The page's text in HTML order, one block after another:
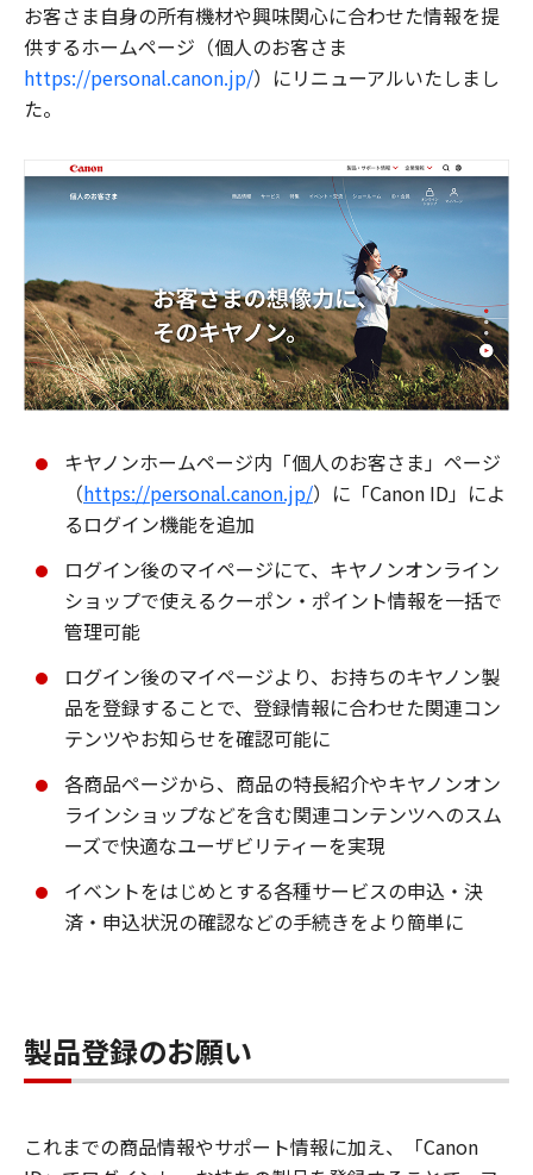
お客さま自身の所有機材や興味関心に合わせた情報を提
供するホームページ（個人のお客さま
https://personal.canon.jp/）にリニューアルいたしまし
た。
キヤノンホームページ内「個人のお客さま」ページ
（https://personal.canon.jp/）に「Canon ID」によ
るログイン機能を追加
ログイン後のマイページにて、キヤノンオンライン
ショップで使えるクーポン・ポイント情報を一括で
管理可能
ログイン後のマイページより、お持ちのキヤノン製
品を登録することで、登録情報に合わせた関連コン
テンツやお知らせを確認可能に
各商品ページから、商品の特長紹介やキヤノンオン
ラインショップなどを含む関連コンテンツへのスム
ーズで快適なユーザビリティーを実現
イベントをはじめとする各種サービスの申込・決
済・申込状況の確認などの手続きをより簡単に
製品登録のお願い
これまでの商品情報やサポート情報に加え、「Canon